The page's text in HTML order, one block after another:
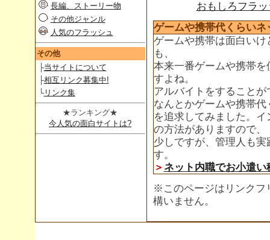
おもしろフラ
ゲームや携帯代くらいネ
ゲームや携帯は面白い
も、
本来一番ゲームや携帯
すよね。
アルバイトをすること
なんとかゲームや携帯
を追求してみました。
の方法がありますので、
少しですが、管理人も
す。
＞ ネット内職でお小遣い
※このページはリンクフ
構いません。
長編、ストーリー物
その他ジャンル
人気のフラッシュ
その他
├当サイトについて
├相互リンク募集中!
└リンク集
★ランキング★
今人気の面白サイトは?